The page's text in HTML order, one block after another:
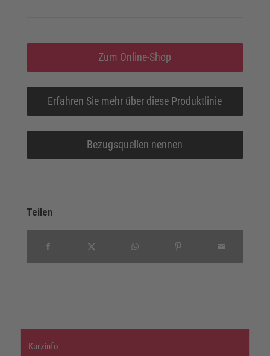
Zum Online-Shop
Erfahren Sie mehr über diese Produktlinie
Bezugsquellen nennen
Teilen
Kurzinfo